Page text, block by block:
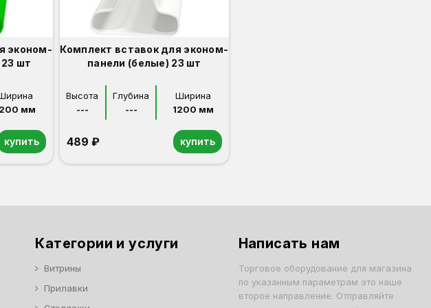
эконом-
шт
мм
купить
Комплект вставок для эконом-
панели (белые) 23 шт
Высота
---
Глубина
---
Ширина
1200 мм
489 ₽ купить
Категории и услуги
Витрины
Прилавки
Написать нам
Торговое оборудование для магазина
по указанным параметрам это наше
второе направление. Отправляйте